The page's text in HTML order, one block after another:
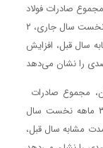
مجموع صادرات فولاد
ایران (فولاد میانی و محصولات فولادی) در ۳ ماهه نخست سال جاری، ۲
سال قبل، افزایش
فولاد ایران (فولاد میانی و محصولات فولادی) در ۳ ماهه نخست سال
به مدت مشابه سال قبل،